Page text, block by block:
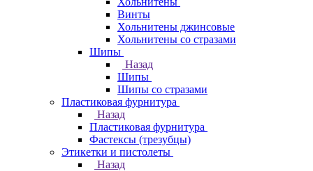
Винты
Хольнитены джинсовые
Хольнитены со стразами
Шипы
Назад
Шипы
Шипы со стразами
Пластиковая фурнитура
Назад
Пластиковая фурнитура
Фастексы (трезубцы)
Этикетки и пистолеты
Назад